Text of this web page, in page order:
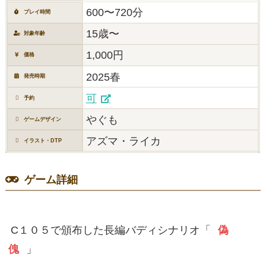
プレイ時間 600〜720分
対象年齢 15歳〜
価格 1,000円
発売時期 2025春
予約 可
ゲームデザイン やぐも
イラスト・DTP アズマ・ライカ
ゲーム詳細
C１０５で頒布した長編バディシナリオ「
偽
傀
」